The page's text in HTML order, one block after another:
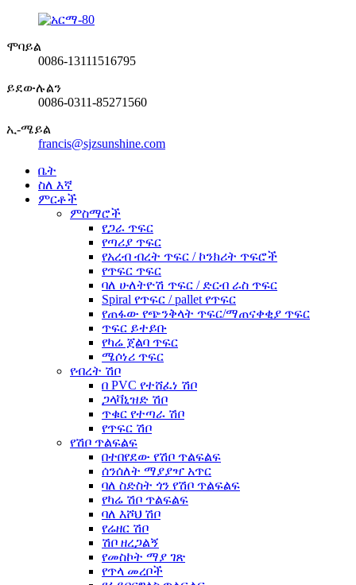
ሞባይል
0086-13111516795
ይደውሉልን
0086-0311-85271560
ኢ-ሜይል
francis@sjzsunshine.com
ቤት
ስለ እኛ
ምርቶች
ምስማሮች
የጋራ ጥፍር
የጣሪያ ጥፍር
የአረብ ብረት ጥፍር / ኮንክሪት ጥፍሮች
የጥፍር ጥፍር
ባለ ሁለትዮሽ ጥፍር / ድርብ ራስ ጥፍር
Spiral የጥፍር / pallet የጥፍር
የጠፋው የጭንቅላት ጥፍር/ማጠናቀቂያ ጥፍር
ጥፍር ይተይቡ
የካሬ ጀልባ ጥፍር
ሜሶነሪ ጥፍር
የብረት ሽቦ
በ PVC የተሸፈነ ሽቦ
ጋላቫኒዝድ ሽቦ
ጥቁር የተጣራ ሽቦ
የጥፍር ሽቦ
የሽቦ ጥልፍልፍ
በተበየደው የሽቦ ጥልፍልፍ
ሰንሰለት ማያያዣ አጥር
ባለ ስድስት ጎን የሽቦ ጥልፍልፍ
የካሬ ሽቦ ጥልፍልፍ
ባለ እሾህ ሽቦ
የሬዘር ሽቦ
ሽቦ ዘረጋልኝ
የመስኮት ማያ ገጽ
የጥላ መረቦች